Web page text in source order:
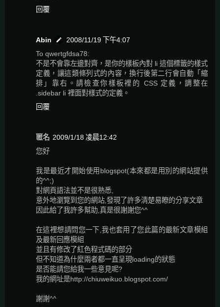
回覆
Abin
2008/11/19 下午4:07
To qwertgfdsa78:
不是不會靠左邊對齊，是你的樣板內對 li 這個標籤的樣式
定義，讓這類條列式的內容，換行後第二行會自動「縮
排」靠右。請檢查你樣板裡的 CSS 定義，調整在
.sidebar li 裡面對樣式的定義。
回覆
匿名 2009/1/18 凌晨12:42
您好
我是最近才開始使用blogspot(本來都是用別的網站提供
的^^;)
對網頁語法並不是很熟悉,
意外地瀏覽到您的網站,發現了許多清楚易瞭的分享文章
因此給了我許多幫助,真是很謝謝您^^
在這裡想請問您一下,我也套用了您此篇的最新文章模組
及最新回應模組
並且有修改了紅色程式碼的部分
但不知道為什麼兩者都一直呈現loading的狀態
是否能請您給我一些意見呢?
我的網址是http://chiuweikuo.blogspot.com/
謝謝^^